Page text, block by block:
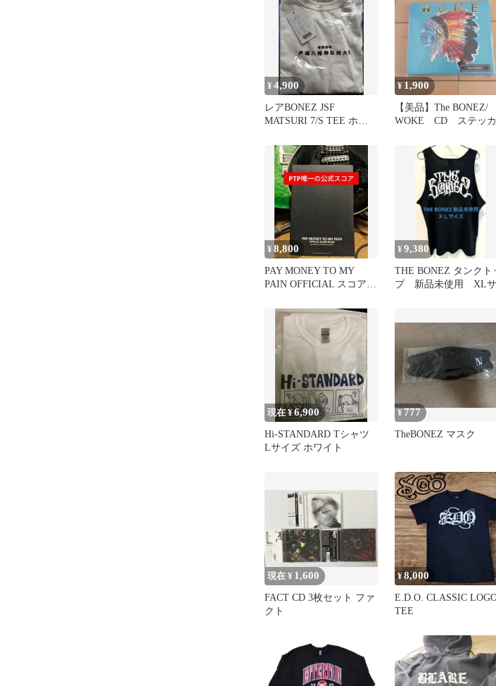
¥4,900
レアBONEZ JSF
MATSURI 7/S TEE ホワ
¥ 1,900
【美品】The BONEZ/
WOKE CD ステッカ
¥8,800
PAY MONEY TO MY
PAIN OFFICIAL スコアブ
¥9,380
THE BONEZ タンクト
プ 新品未使用 XLサ
現在 ¥6,900
Hi-STANDARD Tシャツ
Lサイズ ホワイト
¥777
TheBONEZ マスク
現在 ¥ 1,600
FACT CD 3枚セット ファ
クト
¥8,000
E.D.O. CLASSIC
TEE